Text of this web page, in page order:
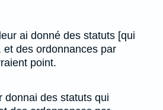
ai donné des statuts [qui
et des ordonnances par
point.
donnai des statuts qui